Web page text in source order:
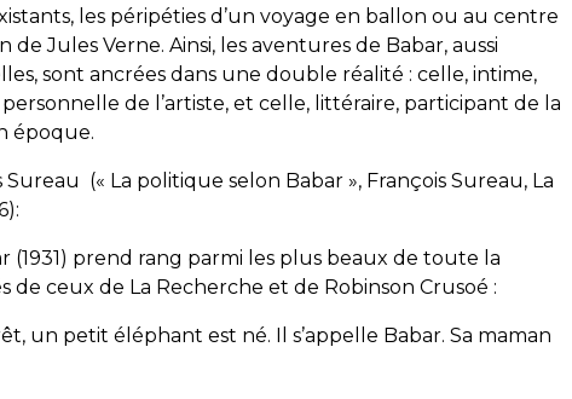
les péripéties d’un voyage en ballon ou au centre
de Jules Verne. Ainsi, les aventures de Babar, aussi
sont ancrées dans une double réalité : celle, intime,
de l’artiste, et celle, littéraire, participant de la
époque.
Sureau (« La politique selon Babar », François Sureau, La
:
(1931) prend rang parmi les plus beaux de toute la
de ceux de La Recherche et de Robinson Crusoé :
un petit éléphant est né. Il s’appelle Babar. Sa maman